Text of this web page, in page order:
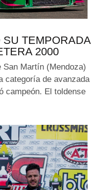
TEMPORADA
2000
Martín (Mendoza)
categoría de avanzada
campeón. El toldense